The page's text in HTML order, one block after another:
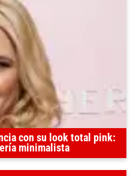
con su look total pink:
minimalista